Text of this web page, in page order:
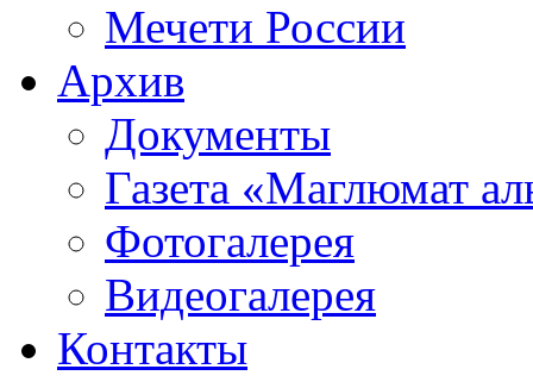
Мечети России
Архив
Документы
Газета «Маглюмат
Фотогалерея
Видеогалерея
Контакты